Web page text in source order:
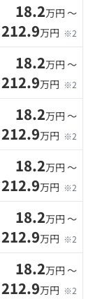
18.2万円 〜
212.9万円 ※2
18.2万円 〜
212.9万円 ※2
18.2万円 〜
212.9万円 ※2
18.2万円 〜
212.9万円 ※2
18.2万円 〜
212.9万円 ※2
18.2万円 〜
212.9万円 ※2